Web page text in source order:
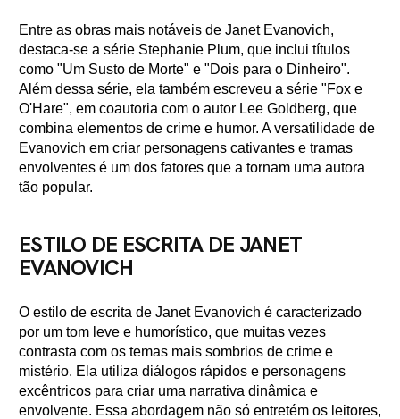
Entre as obras mais notáveis de Janet Evanovich,
destaca-se a série Stephanie Plum, que inclui títulos
como "Um Susto de Morte" e "Dois para o Dinheiro".
Além dessa série, ela também escreveu a série "Fox e
O'Hare", em coautoria com o autor Lee Goldberg, que
combina elementos de crime e humor. A versatilidade de
Evanovich em criar personagens cativantes e tramas
envolventes é um dos fatores que a tornam uma autora
tão popular.
ESTILO DE ESCRITA DE JANET
EVANOVICH
O estilo de escrita de Janet Evanovich é caracterizado
por um tom leve e humorístico, que muitas vezes
contrasta com os temas mais sombrios de crime e
mistério. Ela utiliza diálogos rápidos e personagens
excêntricos para criar uma narrativa dinâmica e
envolvente. Essa abordagem não só entretém os leitores,